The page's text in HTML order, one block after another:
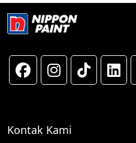
Kontak Kami